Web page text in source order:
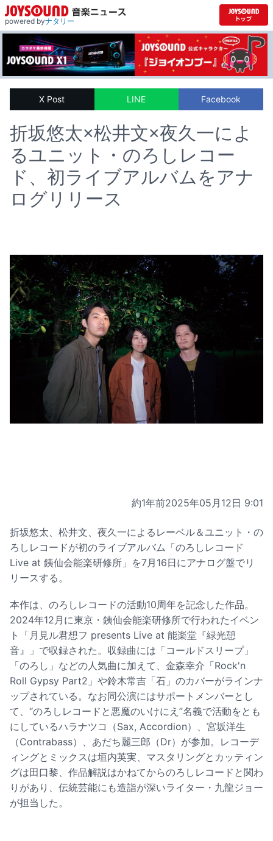
powered byナタリー
X Post LINE Facebook
折坂悠太×松井文×夜久一によ
るユニット・のろしレコー
ド、初ライブアルバムをアナ
ログリリース
約1年前2025年05月12日 9:01
折坂悠太、松井文、夜久一によるレーベル＆ユニット・の
ろしレコードが初のライブアルバム「のろしレコード
Live at 銕仙会能楽研修所」を7月16日にアナログ盤でリ
リースする。
本作は、のろしレコードの活動10周年を記念した作品。
2024年12月に東京・銕仙会能楽研修所で行われたイベン
ト「月見ル君想フ presents Live at 能楽堂『緑光憩
音』」で収録された。収録曲には「コールドスリープ」
「のろし」などの人気曲に加えて、金森幸介「Rock'n
Roll Gypsy Part2」や鈴木常吉「石」のカバーがラインナ
ップされている。なお同公演にはサポートメンバーとし
て、“のろしレコードと悪魔のいけにえ”名義で活動をとも
にしているハラナツコ（Sax, Accordion）、宮坂洋生
（Contrabass）、あだち麗三郎（Dr）が参加。レコーデ
ィングとミックスは垣内英実、マスタリングとカッティン
グは田口黎、作品解説はかねてからのろしレコードと関わ
りがあり、伝統芸能にも造詣が深いライター・九龍ジョー
が担当した。